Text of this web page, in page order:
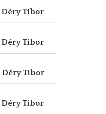
Déry Tibor
Déry Tibor
Déry Tibor
Déry Tibor